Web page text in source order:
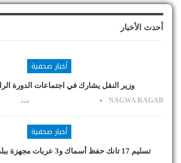
أحدث الأخبار
أخبار صحفية
وزير النقل يشارك في اجتماعات الدورة
NAGWA RAGAB منذ
أخبار صحفية
تسليم 17 تانك حفظ أسماك و3 عربات مجهزة ببلطيم والشهابية…